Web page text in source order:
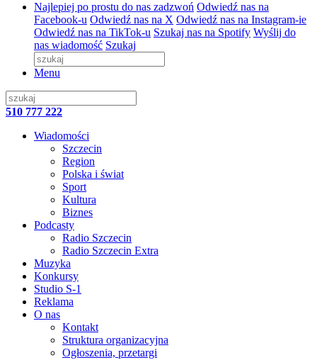
Najlepiej po prostu do nas zadzwoń Odwiedź nas na
Facebook-u Odwiedź nas na X Odwiedź nas na Instagram-ie
Odwiedź nas na TikTok-u Szukaj nas na Spotify Wyślij do
nas wiadomość Szukaj
Menu
510 777 222
Wiadomości
Szczecin
Region
Polska i świat
Sport
Kultura
Biznes
Podcasty
Radio Szczecin
Radio Szczecin Extra
Muzyka
Konkursy
Studio S-1
Reklama
O nas
Kontakt
Struktura organizacyjna
Ogłoszenia, przetargi